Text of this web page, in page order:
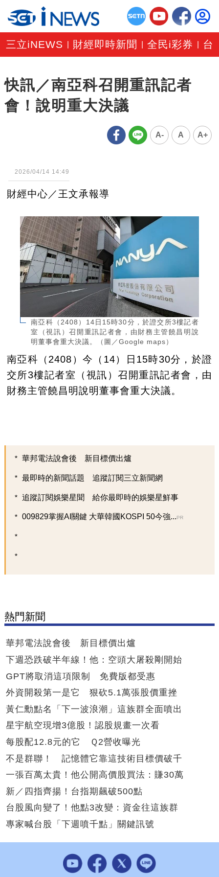
三立iNEWS 財經即時新聞 |全民i彩券 台
快訊／南亞科召開重訊記者
會！說明重大決議
A- A A+
2026/04/14 14:49
財經中心／王文承報導
南亞科（2408）14日15時30分，於證交所3樓記者
室（視訊）召開重訊記者會，由財務主管饒昌明說
明董事會重大決議。（圖／Google maps）
南亞科（2408）今（14）日15時30分，於證
交所3樓記者室（視訊）召開重訊記者會，由
財務主管饒昌明說明董事會重大決議。
華邦電法說會後 新目標價出爐
最即時的新聞話題 追蹤訂閱三立新聞網
追蹤訂閱娛樂星聞 給你最即時的娛樂星鮮事
009829掌握AI關鍵 大華韓國KOSPI 50今強...PR
熱門新聞
華邦電法說會後 新目標價出爐
下週恐跌破半年線！他：空頭大屠殺剛開始
GPT將取消這項限制 免費版都受惠
外資開殺第一是它 狠砍5.1萬張股價重挫
黃仁勳點名「下一波浪潮」這族群全面噴出
星宇航空現增3億股！認股規畫一次看
每股配12.8元的它 Ｑ2營收曝光
不是群聯！ 記憶體它靠這技術目標價破千
一張百萬太貴！他公開高價股買法：賺30萬
新／四指齊揚！台指期飆破500點
台股風向變了！他點3改變：資金往這族群
專家喊台股「下週噴千點」關鍵訊號